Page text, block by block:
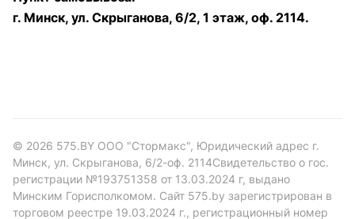
г. Минск, ул. Скрыганова, 6/2, 1 этаж, оф. 2114.
© 2026 575.BY ООО "Стормакс", Юридический адрес г.
Минск, ул. Скрыганова, 6/2-оф. 2114Свидетельство о гос.
регистрации №193751358 от 13.03.2024 г, выдано
Минским Горисполкомом. Сайт 575.by зарегистрирован в
торговом реестре 19.03.2024 г., регистрационный номер